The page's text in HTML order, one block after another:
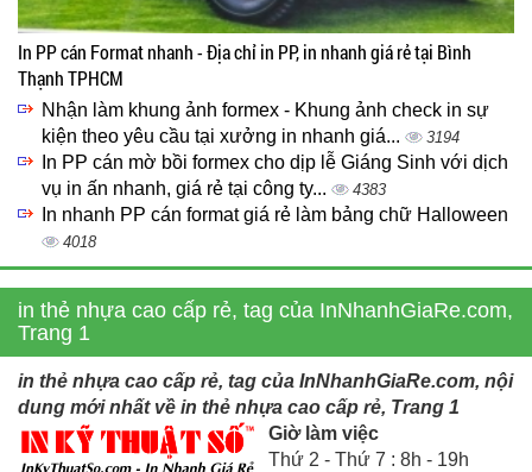
In PP cán Format nhanh - Địa chỉ in PP, in nhanh giá rẻ tại Bình
Thạnh TPHCM
Nhận làm khung ảnh formex - Khung ảnh check in sự
kiện theo yêu cầu tại xưởng in nhanh giá...
3194
In PP cán mờ bồi formex cho dịp lễ Giáng Sinh với dịch
vụ in ấn nhanh, giá rẻ tại công ty...
4383
In nhanh PP cán format giá rẻ làm bảng chữ Halloween
4018
in thẻ nhựa cao cấp rẻ, tag của InNhanhGiaRe.com,
Trang 1
in thẻ nhựa cao cấp rẻ, tag của InNhanhGiaRe.com, nội
dung mới nhất về in thẻ nhựa cao cấp rẻ, Trang 1
Giờ làm việc
Thứ 2 - Thứ 7 : 8h - 19h